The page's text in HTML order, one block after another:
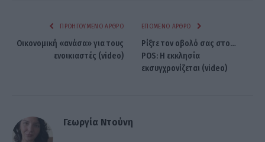
ΠΡΟΗΓΟΎΜΕΝΟ ΆΡΘΡΟ
Οικονομική «ανάσα» για τους
ενοικιαστές (video)
ΕΠΌΜΕΝΟ ΆΡΘΡΟ
Ρίξτε τον οβολό σας στο…
POS: Η εκκλησία
εκσυγχρονίζεται (video)
Γεωργία Ντούνη